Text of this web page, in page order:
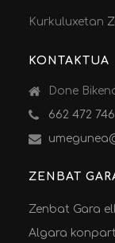
Kurkuluxetan
KONTAKTUA
Done
662 472 746
ZENBAT
Zenbat Gara
Algara